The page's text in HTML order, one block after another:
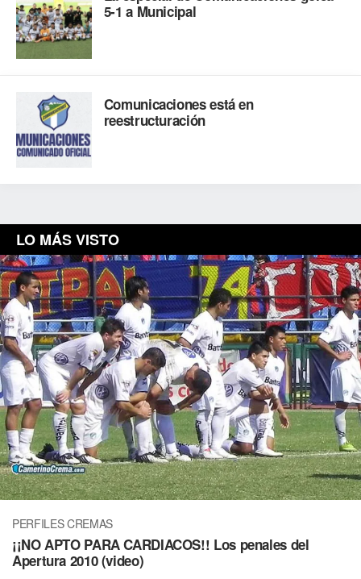
5-1 a Municipal
Comunicaciones está en
reestructuración
LO MÁS VISTO
PERFILES CREMAS
¡¡NO APTO PARA CARDIACOS!! Los penales del
Apertura 2010 (video)